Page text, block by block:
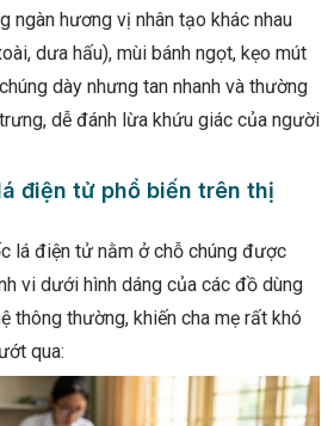
ngàn hương vị nhân tạo khác nhau
dưa hấu), mùi bánh ngọt, kẹo mút
dày nhưng tan nhanh và thường
dễ đánh lừa khứu giác của người
điện tử phổ biến trên thị
lá điện tử nằm ở chỗ chúng được
vi dưới hình dáng của các đồ dùng
thông thường, khiến cha mẹ rất khó
qua: